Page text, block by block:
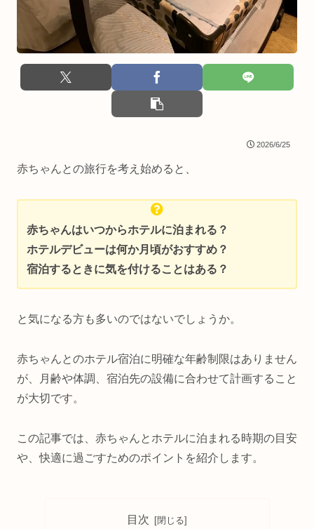
2026/6/25
赤ちゃんとの旅行を考え始めると、
赤ちゃんはいつからホテルに泊まれる？
ホテルデビューは何か月頃がおすすめ？
宿泊するときに気を付けることはある？
と気になる方も多いのではないでしょうか。
赤ちゃんとのホテル宿泊に明確な年齢制限はありません
が、月齢や体調、宿泊先の設備に合わせて計画すること
が大切です。
この記事では、赤ちゃんとホテルに泊まれる時期の目安
や、快適に過ごすためのポイントを紹介します。
目次